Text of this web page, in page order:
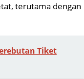
terutama dengan
Tiket